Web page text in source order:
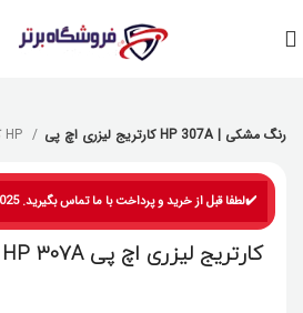
کارتریج اچ پی HP کارتریج لیزری اچ پی HP 307A | رنگ مشکی
✔️لطفا قبل از خرید و پرداخت با ما تماس بگیرید. 09134400025
کارتریج لیزری اچ پی HP 307A | رنگ مشکی